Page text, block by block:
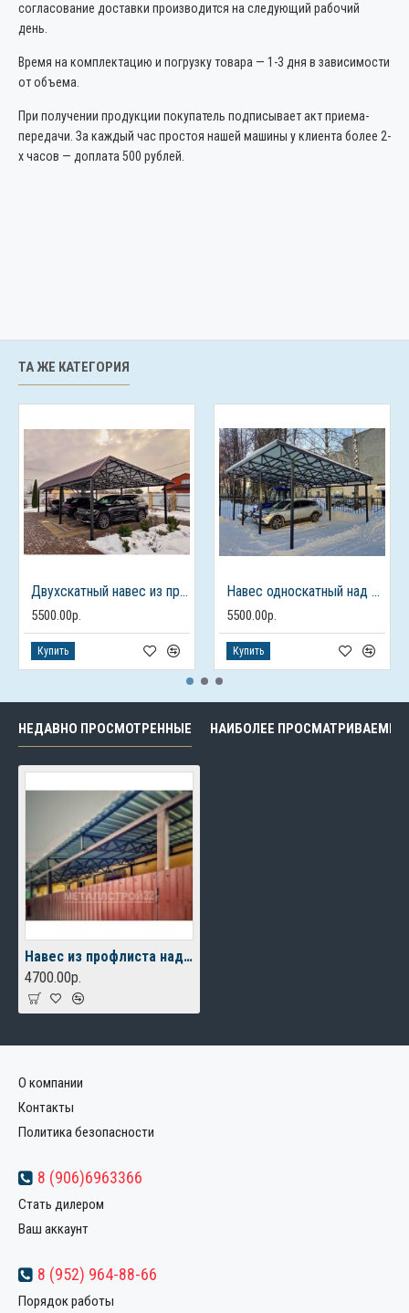
согласование доставки производится на следующий рабочий
день.
Время на комплектацию и погрузку товара — 1-3 дня в зависимости
от объема.
При получении продукции покупатель подписывает акт приема-
передачи. За каждый час простоя нашей машины у клиента более 2-
х часов — доплата 500 рублей.
ТА ЖЕ КАТЕГОРИЯ
Двухскатный навес из профлиста для 3 машин
5500.00р.
Купить
Навес односкатный над парковкой
5500.00р.
Купить
НЕДАВНО ПРОСМОТРЕННЫЕ НАИБОЛЕЕ ПРОСМАТРИВАЕМЫЕ
Навес из профлиста над входом
4700.00р.
О компании
Контакты
Политика безопасности
8 (906)6963366
Стать дилером
Ваш аккаунт
8 (952) 964-88-66
Порядок работы